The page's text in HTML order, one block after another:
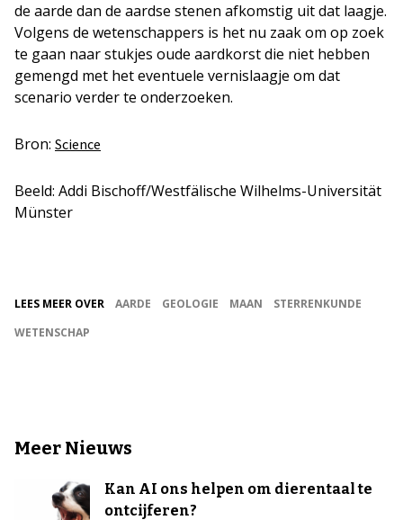
de aarde dan de aardse stenen afkomstig uit dat laagje.
Volgens de wetenschappers is het nu zaak om op zoek
te gaan naar stukjes oude aardkorst die niet hebben
gemengd met het eventuele vernislaagje om dat
scenario verder te onderzoeken.
Bron: Science
Beeld: Addi Bischoff/Westfälische Wilhelms-Universität
Münster
LEES MEER OVER AARDE GEOLOGIE MAAN
STERRENKUNDE
WETENSCHAP
Meer Nieuws
Kan AI ons helpen om dierentaal te
ontcijferen?